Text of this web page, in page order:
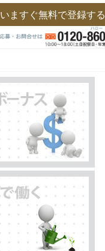
いますぐ無料で登録する